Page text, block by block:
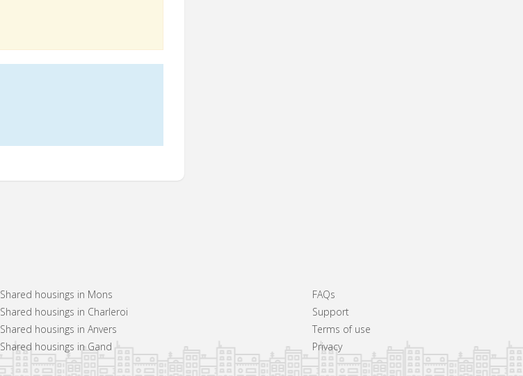
Shared housings in Mons
Shared housings in Charleroi
Shared housings in Anvers
Shared housings in Gand
FAQs
Support
Terms of use
Privacy